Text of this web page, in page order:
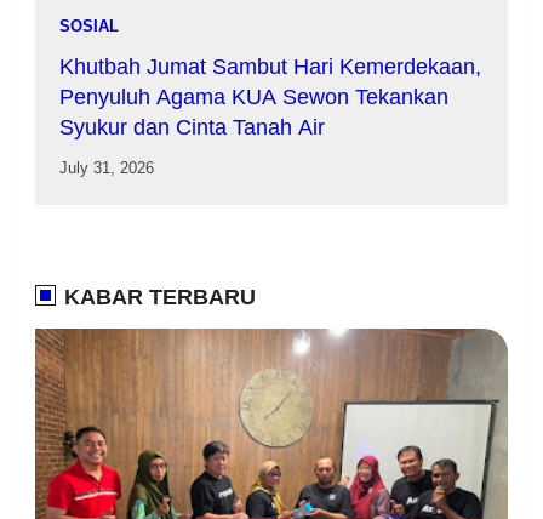
SOSIAL
Khutbah Jumat Sambut Hari Kemerdekaan,
Penyuluh Agama KUA Sewon Tekankan
Syukur dan Cinta Tanah Air
July 31, 2026
KABAR TERBARU